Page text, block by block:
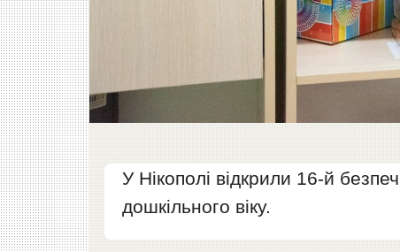
У Нікополі відкрили 16-й
дошкільного віку.